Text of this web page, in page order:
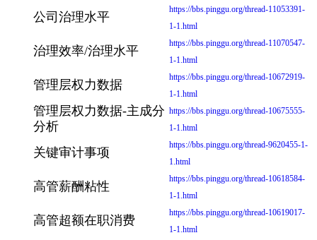
公司治理水平
https://bbs.pinggu.org/thread-11053391-
1-1.html
治理效率/治理水平
https://bbs.pinggu.org/thread-11070547-
1-1.html
管理层权力数据
https://bbs.pinggu.org/thread-10672919-
1-1.html
管理层权力数据-主成分
分析
https://bbs.pinggu.org/thread-10675555-
1-1.html
关键审计事项
https://bbs.pinggu.org/thread-9620455-1-
1.html
高管薪酬粘性
https://bbs.pinggu.org/thread-10618584-
1-1.html
高管超额在职消费
https://bbs.pinggu.org/thread-10619017-
1-1.html